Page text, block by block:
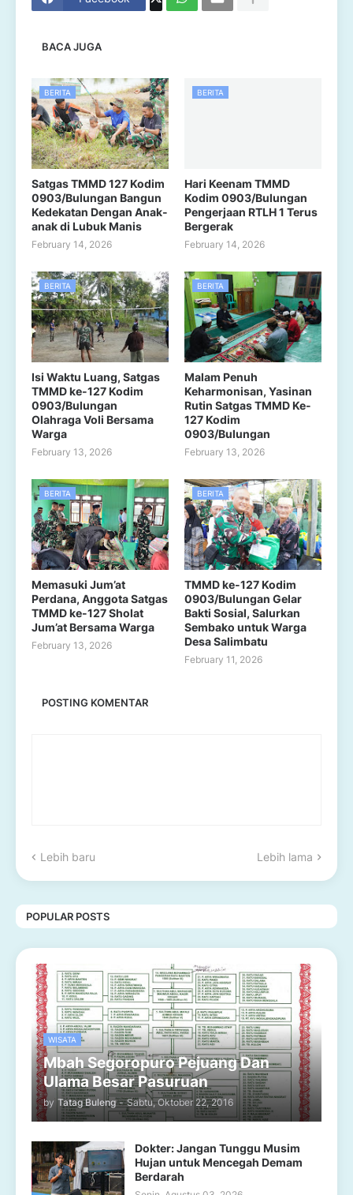
BACA JUGA
BERITA
Satgas TMMD 127 Kodim
0903/Bulungan Bangun
Kedekatan Dengan Anak-
anak di Lubuk Manis
February 14, 2026
BERITA
Hari Keenam TMMD
Kodim 0903/Bulungan
Pengerjaan RTLH 1 Terus
Bergerak
February 14, 2026
BERITA
Isi Waktu Luang, Satgas
TMMD ke-127 Kodim
0903/Bulungan
Olahraga Voli Bersama
Warga
February 13, 2026
BERITA
Malam Penuh
Keharmonisan, Yasinan
Rutin Satgas TMMD Ke-
127 Kodim
0903/Bulungan
February 13, 2026
BERITA
Memasuki Jum’at
Perdana, Anggota Satgas
TMMD ke-127 Sholat
Jum’at Bersama Warga
February 13, 2026
BERITA
TMMD ke-127 Kodim
0903/Bulungan Gelar
Bakti Sosial, Salurkan
Sembako untuk Warga
Desa Salimbatu
February 11, 2026
POSTING KOMENTAR
Lebih baru Lebih lama
POPULAR POSTS
WISATA
Mbah Segoropuro Pejuang Dan
Ulama Besar Pasuruan
by Tatag Buleng - Sabtu, Oktober 22, 2016
Dokter: Jangan Tunggu Musim
Hujan untuk Mencegah Demam
Berdarah